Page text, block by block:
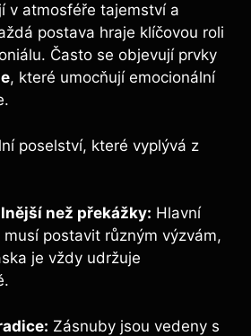
v atmosféře tajemství a
postava hraje klíčovou roli
Často se objevují prvky
, které umocňují emocionální
poselství, které vyplývá z
než překážky: Hlavní
musí postavit různým výzvám,
je vždy udržuje
Zásnuby jsou vedeny s